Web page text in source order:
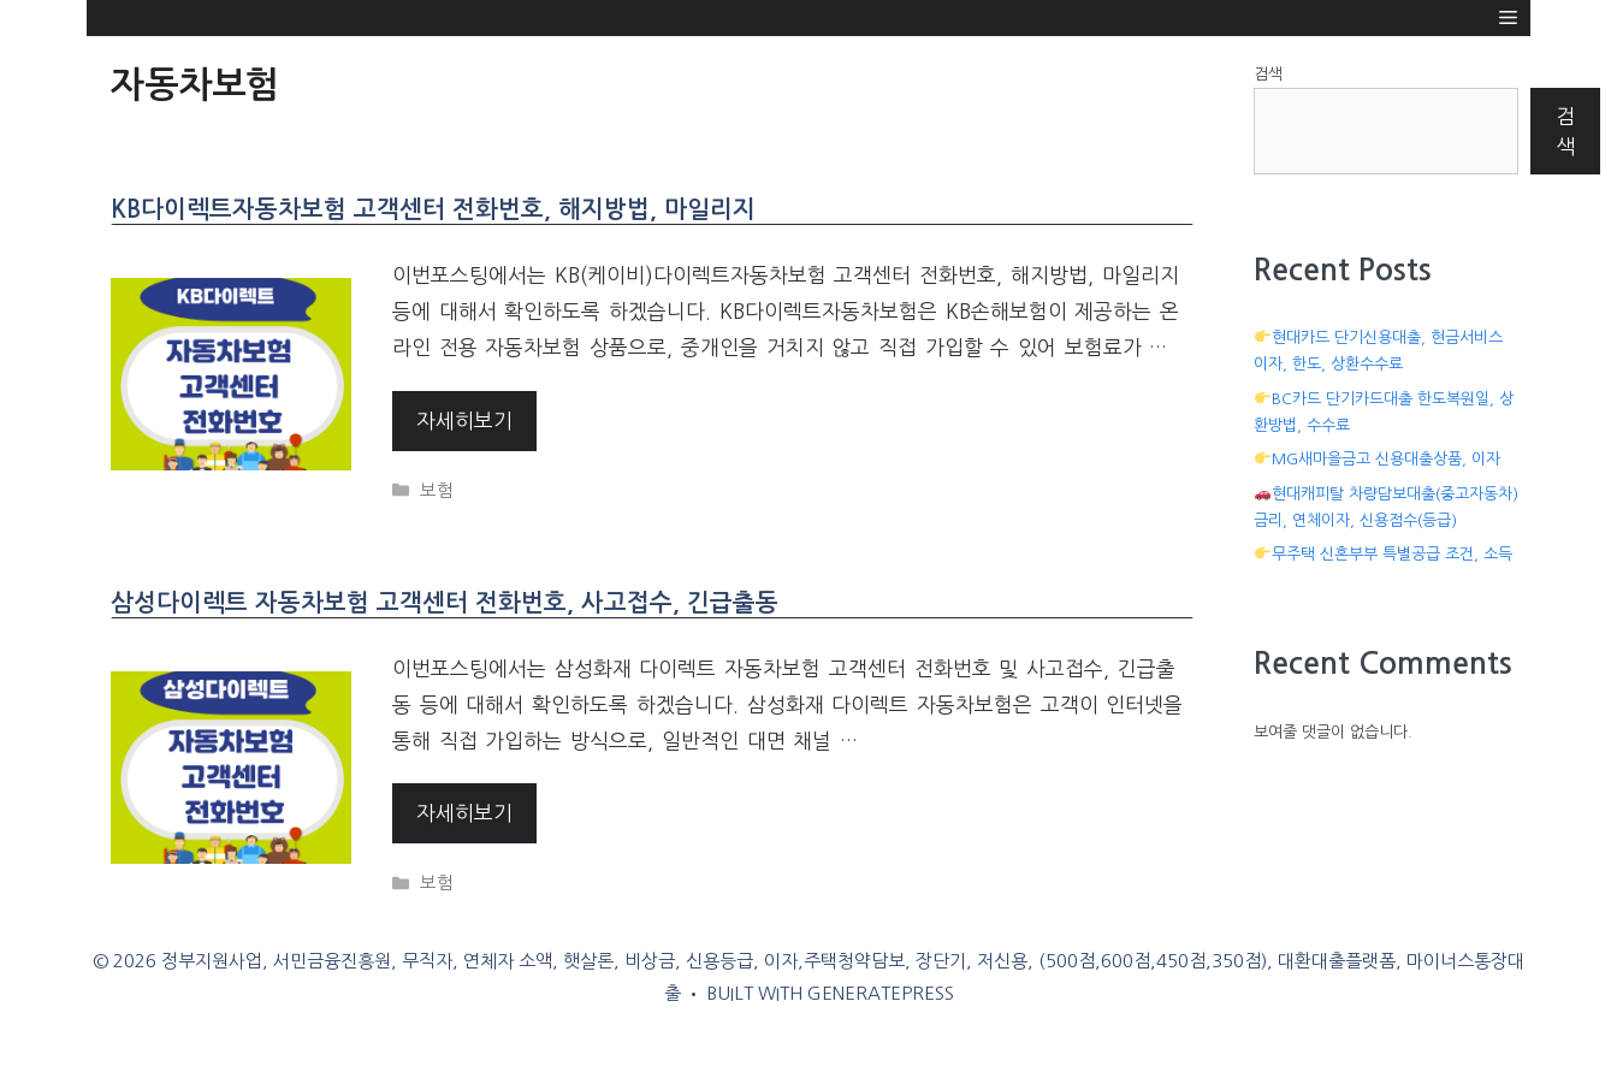
자동차보험
KB다이렉트자동차보험 고객센터 전화번호, 해지방법, 마일리지
이번포스팅에서는 KB(케이비)다이렉트자동차보험 고객센터 전화번호, 해지방법, 마일리지
등에 대해서 확인하도록 하겠습니다. KB다이렉트자동차보험은 KB손해보험이 제공하는 온
라인 전용 자동차보험 상품으로, 중개인을 거치지 않고 직접 가입할 수 있어 보험료가 …
자세히보기
CATEGORIES
보험
삼성다이렉트 자동차보험 고객센터 전화번호, 사고접수, 긴급출동
이번포스팅에서는 삼성화재 다이렉트 자동차보험 고객센터 전화번호 및 사고접수, 긴급출
동 등에 대해서 확인하도록 하겠습니다. 삼성화재 다이렉트 자동차보험은 고객이 인터넷을
통해 직접 가입하는 방식으로, 일반적인 대면 채널 …
자세히보기
CATEGORIES
보험
검색
검
색
Recent Posts
현대카드 단기신용대출, 현금서비스
이자, 한도, 상환수수료
BC카드 단기카드대출 한도복원일, 상
환방법, 수수료
MG새마을금고 신용대출상품, 이자
현대캐피탈 차량담보대출(중고자동차)
금리, 연체이자, 신용점수(등급)
무주택 신혼부부 특별공급 조건, 소득
Recent Comments
보여줄 댓글이 없습니다.
© 2026 정부지원사업, 서민금융진흥원, 무직자, 연체자 소액, 햇살론, 비상금, 신용등급, 이자,주택청약담보, 장단기, 저신용, (500점,600점,450점,350점), 대환대출플랫폼, 마이너스통장대
출• BUILT WITH GENERATEPRESS